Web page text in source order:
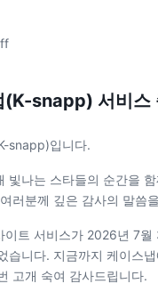
snapp) 서비스
snapp)입니다.
빛나는 스타들의 순간을
러분께 깊은 감사의 말씀
이트 서비스가 2026년 7월
습니다. 지금까지 케이스
고개 숙여 감사드립니다.